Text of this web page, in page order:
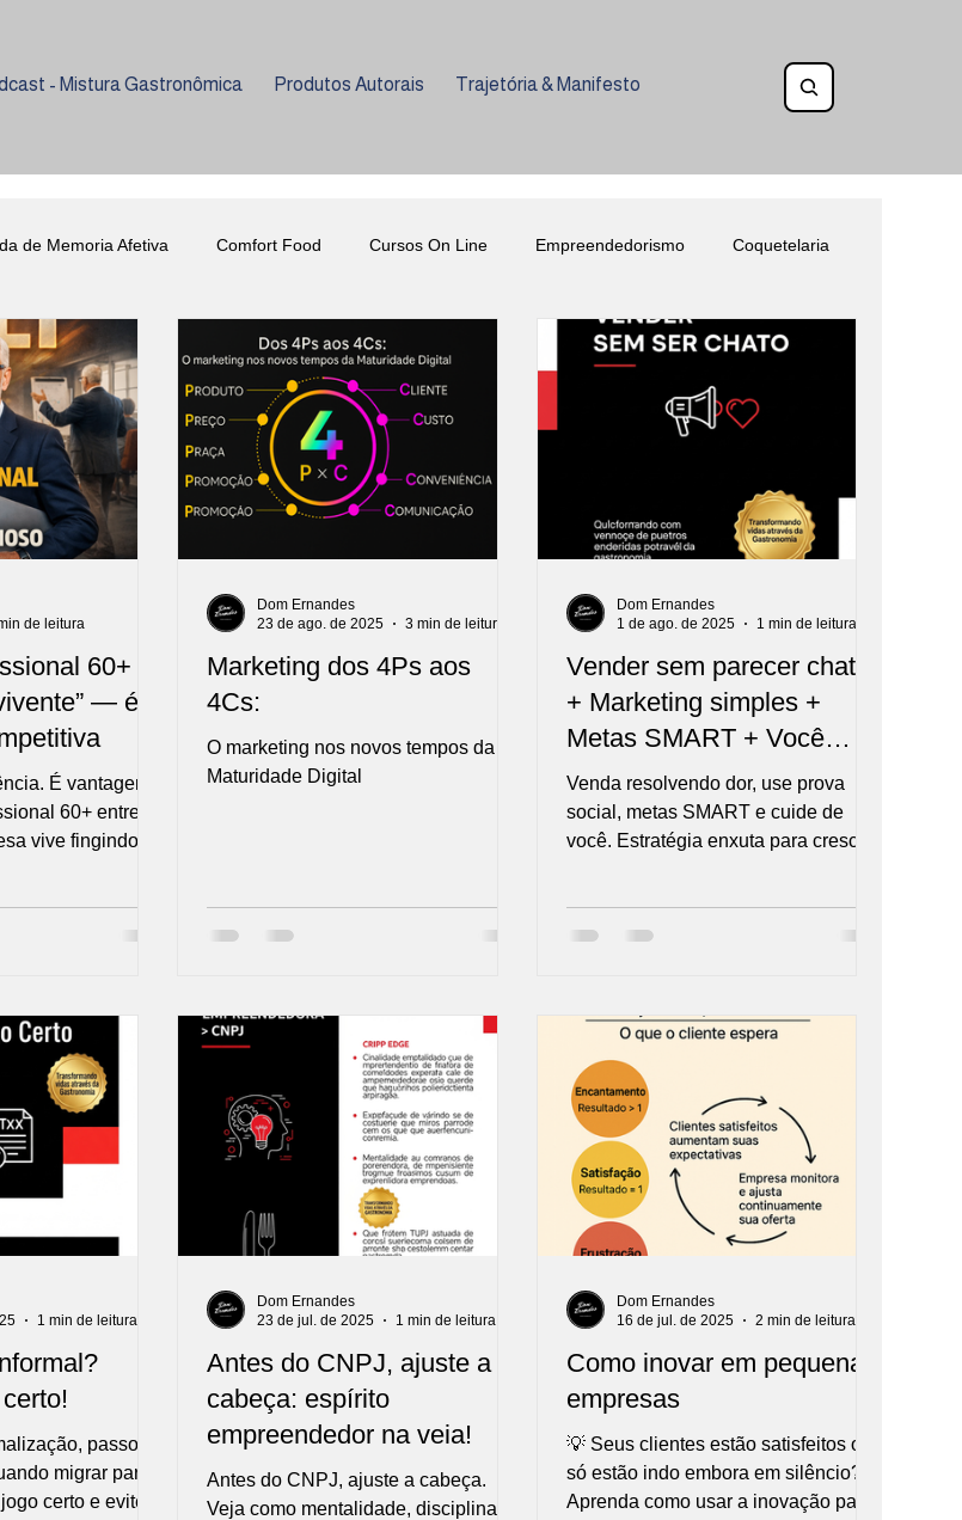
- Mistura Gastronômica Produtos Autorais Trajetória & Manifesto
de Memoria Afetiva Comfort Food Cursos On Line Empreendedorismo Coquetelaria
Gastronomia Inclusiva Harmonização Lançamento Livro Gastronomia
Eventos Universidade Metodista Universidade Senac Enologia
Marmitas que Transformam
60+
— é
É vantagem
60+ entrega
vive fingindo
de leitura
Marketing dos 4Ps aos
4Cs:
O marketing nos novos tempos da
Maturidade Digital
Dom Ernandes
23 de ago. de 2025
3 min de leitura
Vender sem parecer chato
+ Marketing simples +
Metas SMART + Você
inteiro
Venda resolvendo dor, use prova
social, metas SMART e cuide de
você. Estratégia enxuta para crescer
Dom Ernandes
1 de ago. de 2025
1 min de leitura
passo a
migrar para
certo e evite
1 min de leitura
Antes do CNPJ, ajuste a
cabeça: espírito
empreendedor na veia!
Antes do CNPJ, ajuste a cabeça.
Veja como mentalidade, disciplina e
Dom Ernandes
23 de jul. de 2025
1 min de leitura
Como inovar em pequenas
empresas
💡 Seus clientes estão satisfeitos ou
só estão indo embora em silêncio?
Aprenda como usar a inovação para
Dom Ernandes
16 de jul. de 2025
2 min de leitura